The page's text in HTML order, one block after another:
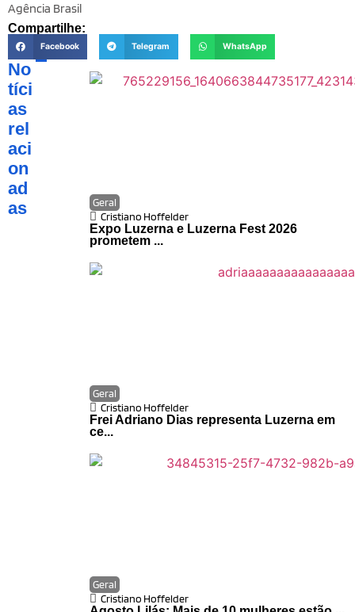
Agência Brasil
Compartilhe:
Facebook Telegram WhatsApp
No
tíci
as
rel
aci
on
ad
as
Geral
Cristiano Hoffelder
Expo Luzerna e Luzerna Fest 2026
prometem ...
Geral
Cristiano Hoffelder
Frei Adriano Dias representa Luzerna em
ce...
Geral
Cristiano Hoffelder